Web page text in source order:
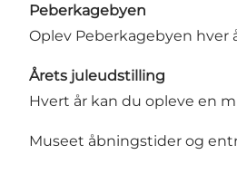
Peberkagebyen
Oplev Peberkagebyen hver
Årets juleudstilling
Hvert år kan du opleve en
Museet åbningstider og